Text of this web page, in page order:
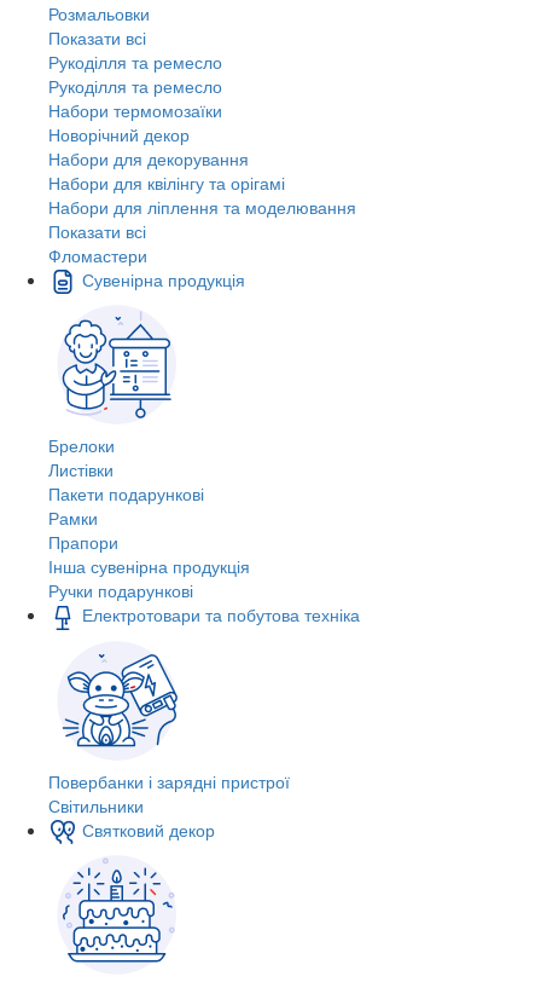
Розмальовки
Показати всі
Рукоділля та ремесло
Рукоділля та ремесло
Набори термомозаїки
Новорічний декор
Набори для декорування
Набори для квілінгу та орігамі
Набори для ліплення та моделювання
Показати всі
Фломастери
Сувенірна продукція
Брелоки
Листівки
Пакети подарункові
Рамки
Прапори
Інша сувенірна продукція
Ручки подарункові
Електротовари та побутова техніка
Повербанки і зарядні пристрої
Світильники
Святковий декор